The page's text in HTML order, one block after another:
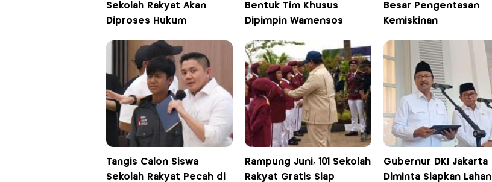
Sekolah Rakyat Akan
Diproses Hukum
Bentuk Tim Khusus
Dipimpin Wamensos
Besar Pengentasan
Kemiskinan
Tangis Calon Siswa
Sekolah Rakyat Pecah di
Rampung Juni, 101 Sekolah
Rakyat Gratis Siap
Gubernur DKI Jakarta
Diminta Siapkan Lahan